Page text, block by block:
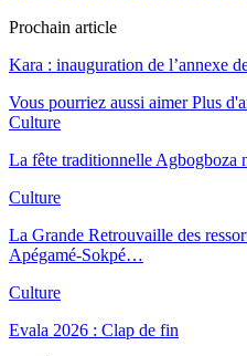
Prochain article
Kara : inauguration de l’annexe
Vous pourriez aussi aimer Plus
Culture
La fête traditionnelle Agbogboza
Culture
La Grande Retrouvaille des
Apégamé-Sokpé…
Culture
Evala 2026 : Clap de fin